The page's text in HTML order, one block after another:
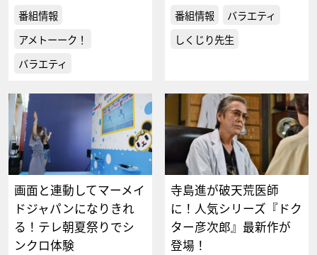
番組情報
アメトーーク！
バラエティ
番組情報
バラエティ
しくじり先生
画面と連動してマーメイ
ドジャパンになりきれ
る！テレ朝夏祭りでシ
ンクロ体験
寺島進が破天荒医師
に！人気シリーズ『ドク
ター彦次郎』最新作が
登場！